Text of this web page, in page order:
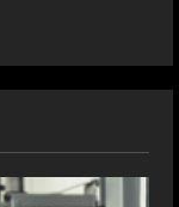
senderuelas
padre y el